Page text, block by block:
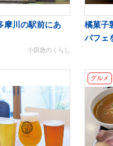
摩川の駅前にあ
小田急のくらし
橘菓子
パフェ
グルメ